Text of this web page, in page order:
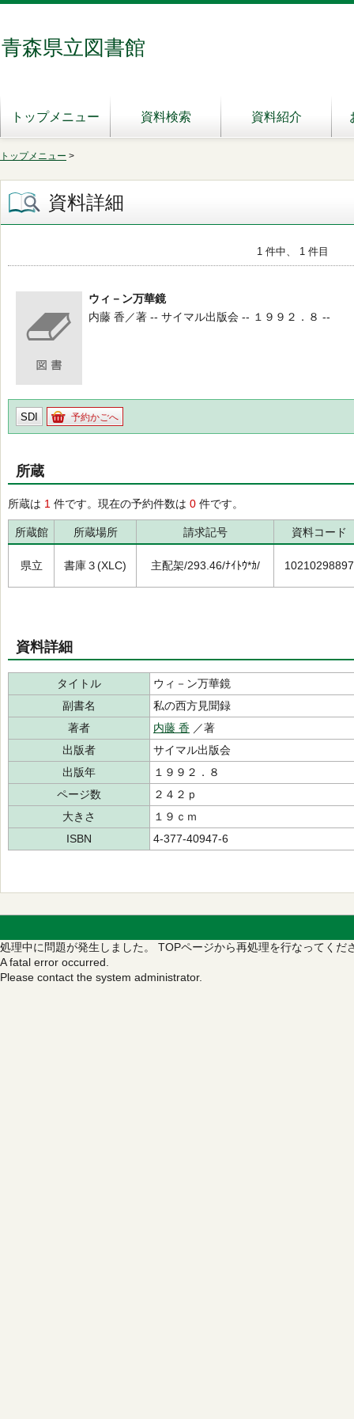
青森県立図書館
トップメニュー 資料検索 資料紹介
トップメニュー >
資料詳細
1 件中、 1 件目
ウィ－ン万華鏡
内藤 香／著 -- サイマル出版会 -- １９９２．８ --
SDI 予約かごへ
所蔵
所蔵は 1 件です。現在の予約件数は 0 件です。
所蔵館 所蔵場所 請求記号 資料コード
県立 書庫３(XLC) 主配架/293.46/ﾅｲﾄｳ*ｶ/ 10210298897
資料詳細
タイトル
ウィ－ン万華鏡
副書名
私の西方見聞録
著者
内藤 香 ／著
出版者
サイマル出版会
出版年
１９９２．８
ページ数
２４２ｐ
大きさ
１９ｃｍ
ISBN
4-377-40947-6
処理中に問題が発生しました。 TOPページから再処理を行なってくだ
A fatal error occurred.
Please contact the system administrator.